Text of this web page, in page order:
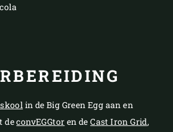
in de Big Green Egg aan en
deconvEGGtor en deCast Iron Grid,